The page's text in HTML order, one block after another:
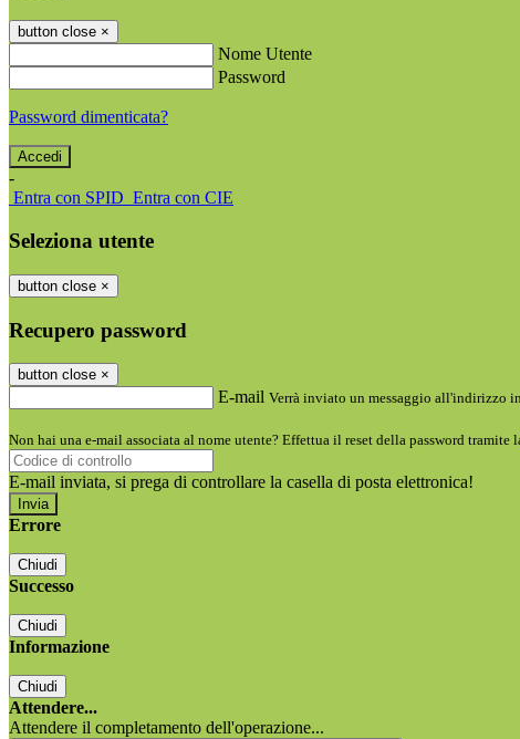
button close ×
Nome Utente
Password
Password dimenticata?
-
Entra con SPID Entra con CIE
Seleziona utente
button close ×
Recupero password
button close ×
E-mail Verrà inviato un messaggio all'indirizzo
Non hai una e-mail associata al nome utente? Effettua il reset della password tramite
E-mail inviata, si prega di controllare la casella di posta elettronica!
Errore
Chiudi
Successo
Chiudi
Informazione
Chiudi
Attendere...
Attendere il completamento dell'operazione...